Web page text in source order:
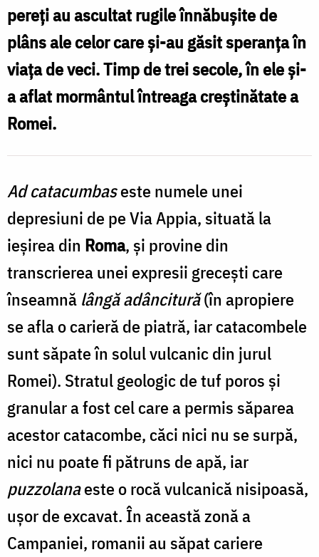
pereţi au ascultat rugile înnăbuşite de
plâns ale celor care şi-au găsit speranţa în
viaţa de veci. Timp de trei secole, în ele şi-
a aflat mormântul întreaga creştinătate a
Romei.
Ad catacumbaseste numele unei
depresiuni de pe Via Appia, situată la
ieşirea din Roma, şi provine din
transcrierea unei expresii greceşti care
înseamnă lângă adâncitură(în apropiere
se afla o carieră de piatră, iar catacombele
sunt săpate în solul vulcanic din jurul
Romei). Stratul geologic de tuf poros şi
granular a fost cel care a permis săparea
acestor catacombe, căci nici nu se surpă,
nici nu poate fi pătruns de apă, iar
puzzolanaeste o rocă vulcanică nisipoasă,
uşor de excavat. În această zonă a
Campaniei, romanii au săpat cariere